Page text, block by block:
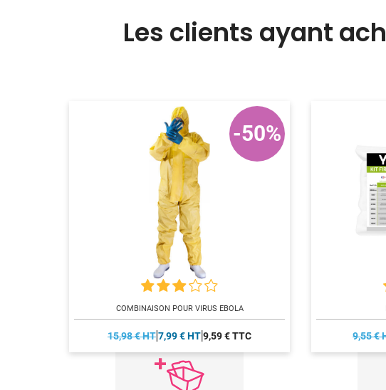
Les clients ayant
COMBINAISON POUR VIRUS EBOLA
15,98 € HT7,99 € HT9,59 € TTC
-50%
9,55 €